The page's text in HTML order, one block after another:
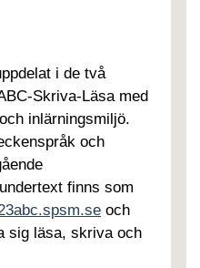
i de två
Skriva-Läsa med
inlärningsmiljö.
och
finns som
och
sig läsa, skriva och